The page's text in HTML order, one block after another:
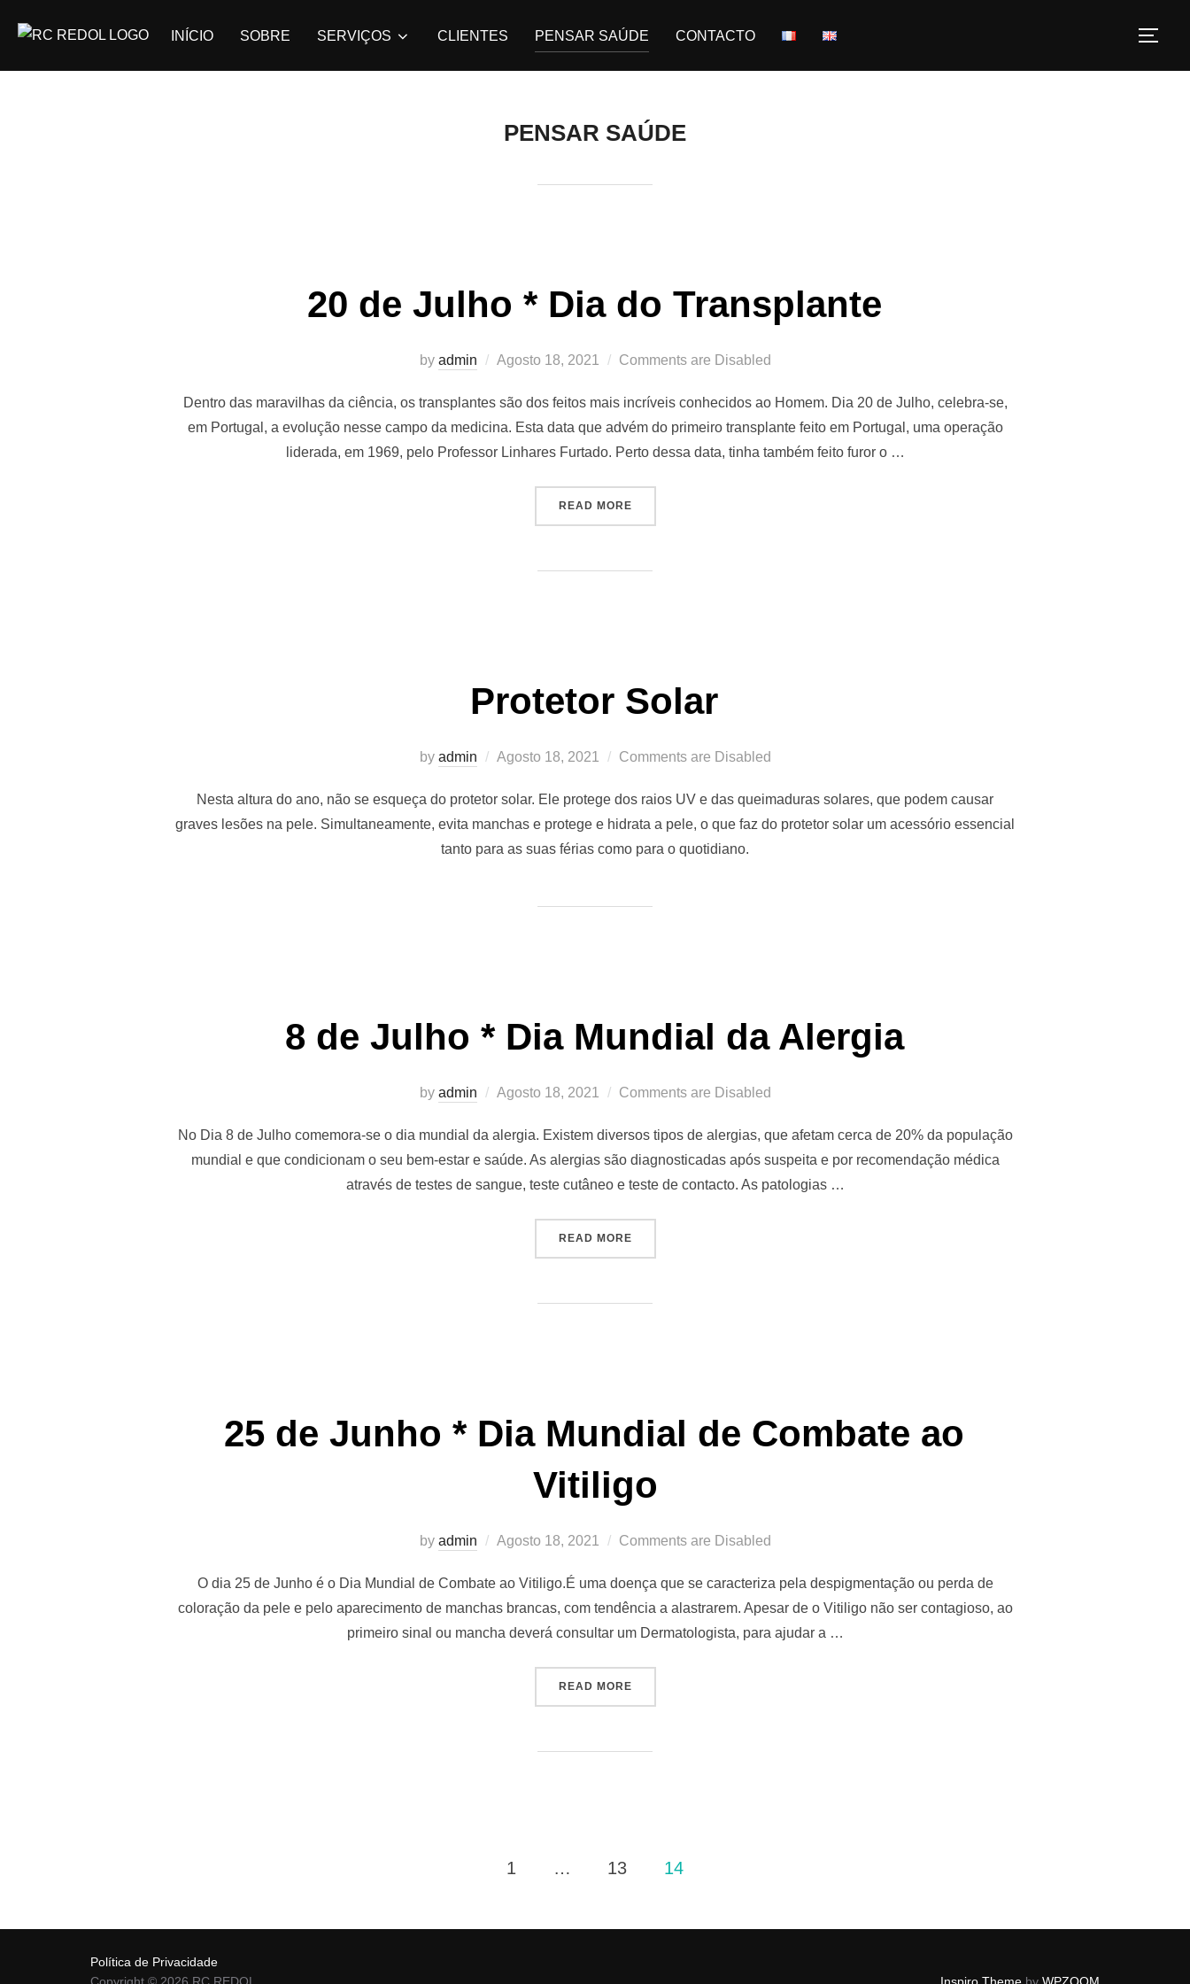
INÍCIO SOBRE SERVIÇOS CLIENTES PENSAR SAÚDE CONTACTO
PENSAR SAÚDE
20 de Julho * Dia do Transplante
by admin Agosto 18, 2021 Comments are Disabled
Dentro das maravilhas da ciência, os transplantes são dos feitos mais incríveis conhecidos ao Homem. Dia 20 de Julho, celebra-se,
em Portugal, a evolução nesse campo da medicina. Esta data que advém do primeiro transplante feito em Portugal, uma operação
liderada, em 1969, pelo Professor Linhares Furtado. Perto dessa data, tinha também feito furor o …
READ MORE
Protetor Solar
by admin Agosto 18, 2021 Comments are Disabled
Nesta altura do ano, não se esqueça do protetor solar. Ele protege dos raios UV e das queimaduras solares, que podem causar
graves lesões na pele. Simultaneamente, evita manchas e protege e hidrata a pele, o que faz do protetor solar um acessório essencial
tanto para as suas férias como para o quotidiano.
8 de Julho * Dia Mundial da Alergia
by admin Agosto 18, 2021 Comments are Disabled
No Dia 8 de Julho comemora-se o dia mundial da alergia. Existem diversos tipos de alergias, que afetam cerca de 20% da população
mundial e que condicionam o seu bem-estar e saúde. As alergias são diagnosticadas após suspeita e por recomendação médica
através de testes de sangue, teste cutâneo e teste de contacto. As patologias …
READ MORE
25 de Junho * Dia Mundial de Combate ao
Vitiligo
by admin Agosto 18, 2021 Comments are Disabled
O dia 25 de Junho é o Dia Mundial de Combate ao Vitiligo.É uma doença que se caracteriza pela despigmentação ou perda de
coloração da pele e pelo aparecimento de manchas brancas, com tendência a alastrarem. Apesar de o Vitiligo não ser contagioso, ao
primeiro sinal ou mancha deverá consultar um Dermatologista, para ajudar a …
READ MORE
1 13 14
Política de Privacidade